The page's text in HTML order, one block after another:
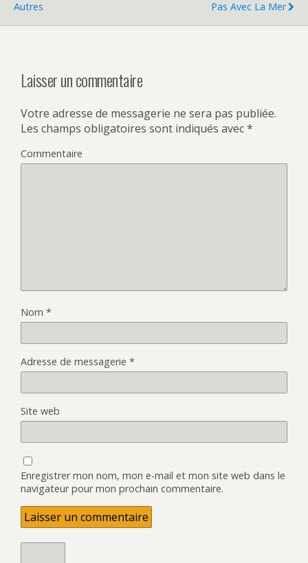
Autres
Pas Avec La Mer
Laisser un commentaire
Votre adresse de messagerie ne sera pas publiée.
Les champs obligatoires sont indiqués avec*
Commentaire
Nom *
Adresse de messagerie *
Site web
Enregistrer mon nom, mon e-mail et mon site web dans le
navigateur pour mon prochain commentaire.